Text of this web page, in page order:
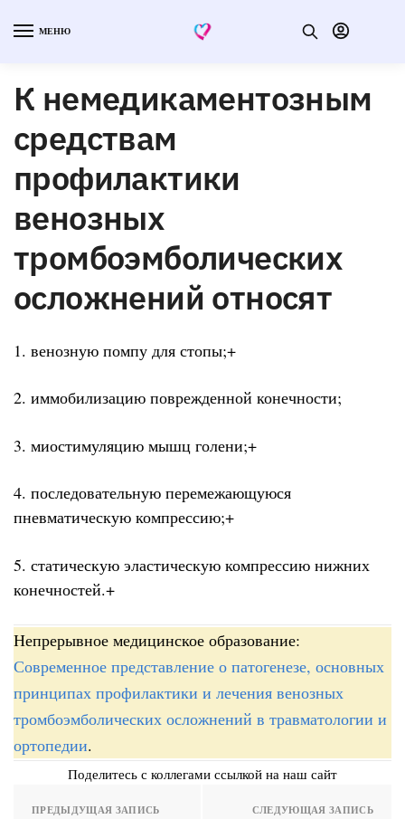
МЕНЮ
К немедикаментозным
средствам
профилактики
венозных
тромбоэмболических
осложнений относят
1. венозную помпу для стопы;+
2. иммобилизацию поврежденной конечности;
3. миостимуляцию мышц голени;+
4. последовательную перемежающуюся
пневматическую компрессию;+
5. статическую эластическую компрессию нижних
конечностей.+
Непрерывное медицинское образование:
Современное представление о патогенезе, основных
принципах профилактики и лечения венозных
тромбоэмболических осложнений в травматологии и
ортопедии.
Поделитесь с коллегами ссылкой на наш сайт
ПРЕДЫДУЩАЯ ЗАПИСЬ СЛЕДУЮЩАЯ ЗАПИСЬ